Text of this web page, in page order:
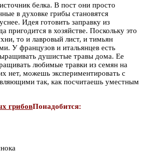
белка. В пост они просто
в духовке грибы становятся
Идея готовить заправку из
пригодится в хозяйстве. Поскольку это
то и лавровый лист, и тимьян
У французов и итальянцев есть
душистые травы дома. Ее
любимые травки из семян на
нет, можешь экспериментировать с
так, как посчитаешь уместным
Понадобится: